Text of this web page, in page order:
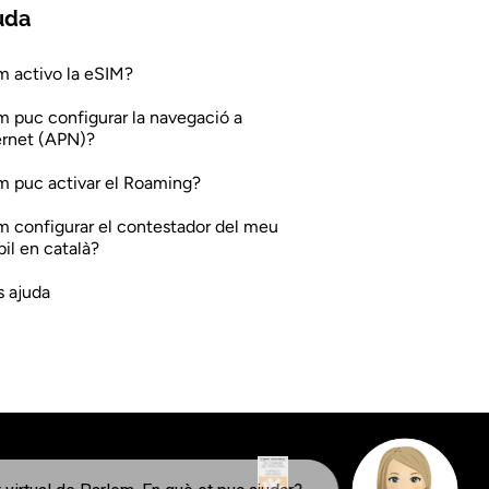
activo la eSIM?
puc configurar la navegació a
(APN)?
puc activar el Roaming?
configurar el contestador del meu
en català?
ajuda